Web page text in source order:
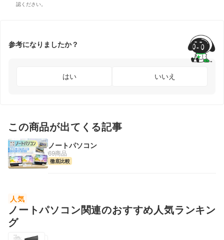
認ください。
参考になりましたか？
はい いいえ
この商品が出てくる記事
ノートパソコン
69商品
徹底比較
人気
ノートパソコン関連のおすすめ人気ランキン
グ